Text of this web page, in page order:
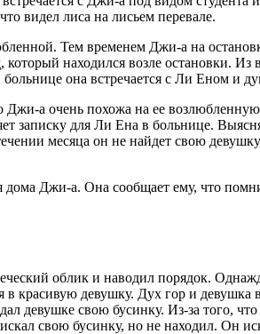
видел лиса на лисьем перевале.
Тем временем Джи-а на
который находился возле остановки.
она встречается с Ли Еном и
а очень похожа на ее
записку для Ли Ена в больнице.
месяца он не найдет свою
Джи-а. Она сообщает ему, что
облик и наводил порядок.
в красивую девушку. Дух гор и
девушке свою бусинку. Из-за того,
свою бусинку, но не находил. Он